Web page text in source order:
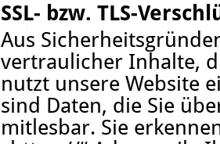
SSL- bzw. TLS-
Aus
vertraulicher Inhalte,
nutzt unsere Website
sind Daten, die Sie
mitlesbar. Sie